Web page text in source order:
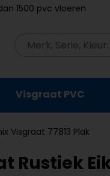
1500 pvc vloeren
Visgraat PVC
Visgraat 77813 Plak
Rustiek